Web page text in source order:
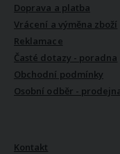
Doprava a platba
Vrácení a výměna zboží
Reklamace
Časté dotazy - poradna
Obchodní podmínky
Osobní odběr -
Kontakt